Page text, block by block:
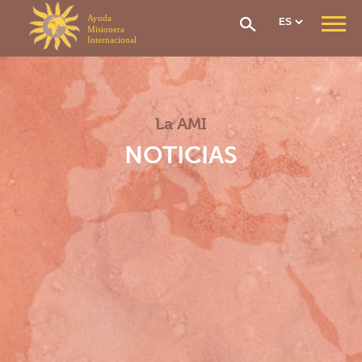
Panel de gestión de cookies
Nuestra Misión
Nuestra Organización
Nuestra Historia
CONTRIBUCIÓN & AYUDA
Cotización Económica
Red de atención
Repatriación Sanitaria
SECCIONES
Sección General
NOTICIAS
La AMI